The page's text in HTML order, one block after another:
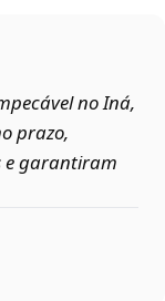
no Iná,
prazo,
e garantiram